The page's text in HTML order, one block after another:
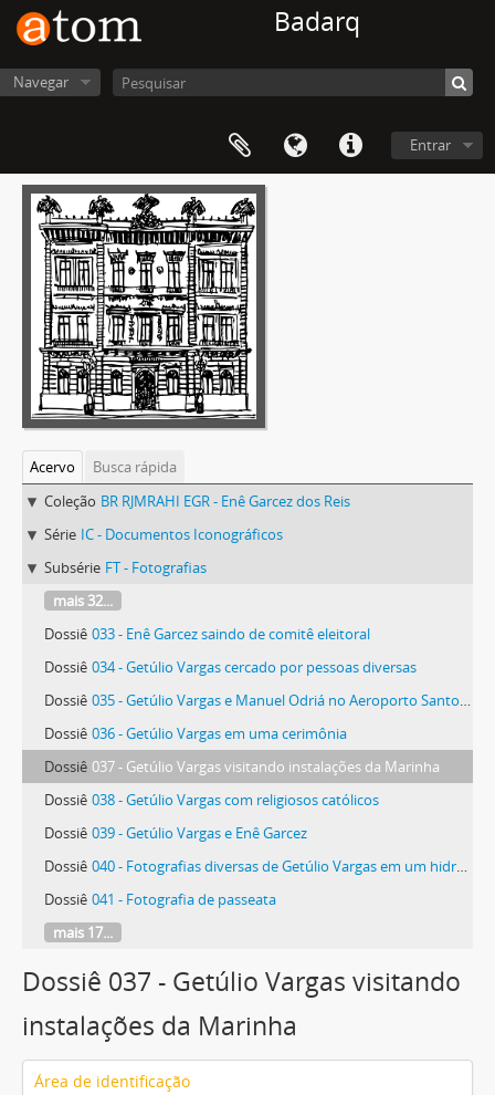
Badarq
Navegar
Entrar
Acervo
Busca rápida
Coleção BR RJMRAHI EGR - Enê Garcez dos Reis
Série IC - Documentos Iconográficos
Subsérie FT - Fotografias
mais 32...
Dossiê 033 - Enê Garcez saindo de comitê eleitoral
Dossiê 034 - Getúlio Vargas cercado por pessoas diversas
Dossiê 035 - Getúlio Vargas e Manuel Odriá no Aeroporto Santos Dumont (Rio de Janeiro, RJ)
Dossiê 036 - Getúlio Vargas em uma cerimônia
Dossiê 037 - Getúlio Vargas visitando instalações da Marinha
Dossiê 038 - Getúlio Vargas com religiosos católicos
Dossiê 039 - Getúlio Vargas e Enê Garcez
Dossiê 040 - Fotografias diversas de Getúlio Vargas em um hidroavião e em um avião
Dossiê 041 - Fotografia de passeata
mais 17...
Dossiê 037 - Getúlio Vargas visitando
instalações da Marinha
Área de identificação